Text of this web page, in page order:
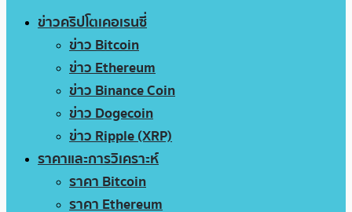
ข่าวคริปโตเคอเรนซี่
ข่าว Bitcoin
ข่าว Ethereum
ข่าว Binance Coin
ข่าว Dogecoin
ข่าว Ripple (XRP)
ราคาและการวิเคราะห์
ราคา Bitcoin
ราคา Ethereum